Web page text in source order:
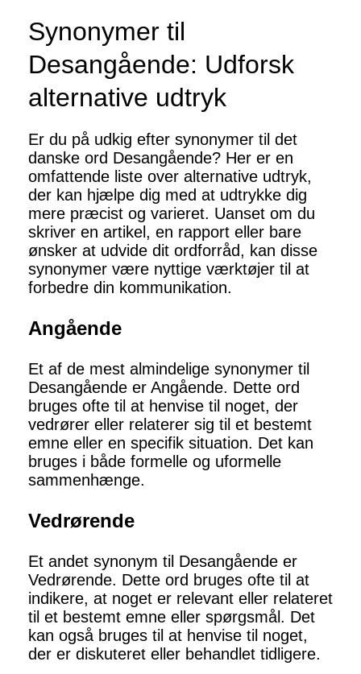
Synonymer til
Desangående: Udforsk
alternative udtryk
Er du på udkig efter synonymer til det
danske ord Desangående? Her er en
omfattende liste over alternative udtryk,
der kan hjælpe dig med at udtrykke dig
mere præcist og varieret. Uanset om du
skriver en artikel, en rapport eller bare
ønsker at udvide dit ordforråd, kan disse
synonymer være nyttige værktøjer til at
forbedre din kommunikation.
Angående
Et af de mest almindelige synonymer til
Desangående er Angående. Dette ord
bruges ofte til at henvise til noget, der
vedrører eller relaterer sig til et bestemt
emne eller en specifik situation. Det kan
bruges i både formelle og uformelle
sammenhænge.
Vedrørende
Et andet synonym til Desangående er
Vedrørende. Dette ord bruges ofte til at
indikere, at noget er relevant eller relateret
til et bestemt emne eller spørgsmål. Det
kan også bruges til at henvise til noget,
der er diskuteret eller behandlet tidligere.